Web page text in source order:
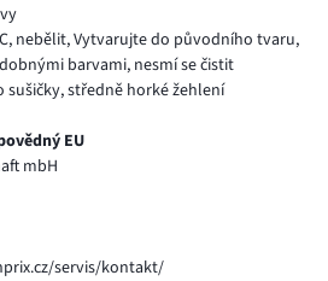
nebělit, Vytvarujte do původního tvaru,
barvami, nesmí se čistit
středně horké žehlení
EU
mbH
servis/kontakt/